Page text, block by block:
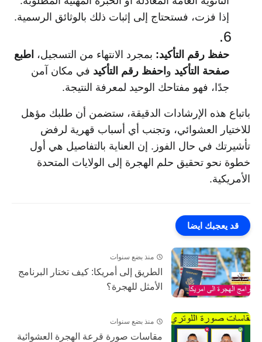
إذا فزت، فستحتاج إلى إثبات ذلك بالوثائق الرسمية.
حفظ رقم التأكيد: بمجرد الانتهاء من التسجيل، اطبع
صفحة التأكيد و احفظ رقم التأكيد في مكان آمن
جدًا، فهو مفتاحك الوحيد لمعرفة النتيجة.
باتباع هذه الإرشادات الدقيقة، ستضمن أن طلبك مؤهل
للاختيار العشوائي، وتجنب أي أسباب قهرية لرفض
تأشيرتك في حال الفوز. إن العناية بالتفاصيل هي أول
خطوة نحو تحقيق حلم الهجرة إلى الولايات المتحدة
الأمريكية.
قد يعجبك ايضا
منذ بضع سنوات
الطريق إلى أمريكا: كيف تختار البرنامج
الأمثل للهجرة؟
منذ بضع سنوات
مقاسات صورة قرعة الهجرة العشوائية